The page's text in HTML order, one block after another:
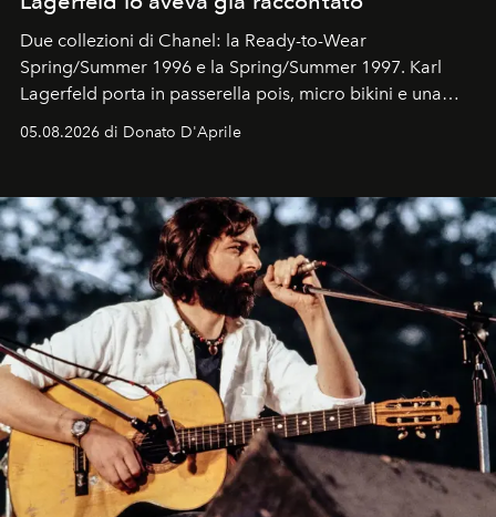
Due collezioni di Chanel: la Ready-to-Wear
Spring/Summer 1996 e la Spring/Summer 1997. Karl
Lagerfeld porta in passerella pois, micro bikini e una
logomania pensata per la spiaggia
Kate, Claudia e Carla una dietro l'altra. Trent'anni dopo,
uno dei documenti più contemporanei che abbiamo.
05.08.2026 di Donato D'Aprile